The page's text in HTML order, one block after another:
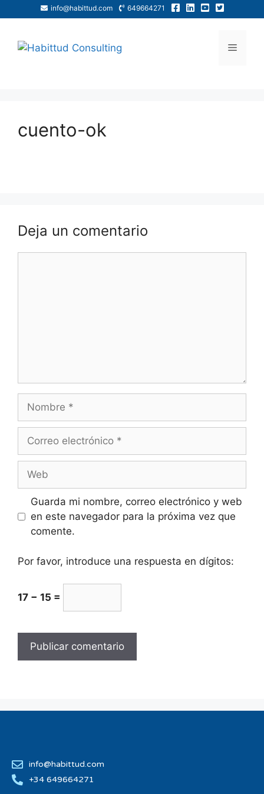
info@habittud.com 649664271
cuento-ok
Deja un comentario
Guarda mi nombre, correo electrónico y web
en este navegador para la próxima vez que
comente.
Por favor, introduce una respuesta en dígitos:
17 − 15 =
info@habittud.com
+34 649664271